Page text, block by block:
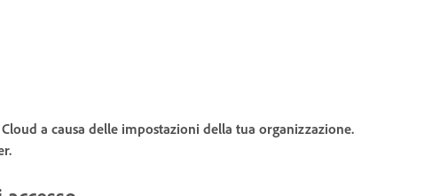
a causa delle impostazioni della tua organizzazione.